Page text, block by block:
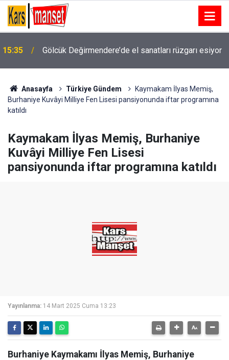
15:35 Gölcük Değirmendere’de el sanatları rüzgarı esiyor
15:34 Çocuklar geleceğe Şehitkamil’de hazırlanıyor
Anasayfa Türkiye Gündem
Kaymakam İlyas Memiş,
Burhaniye Kuvâyi Milliye Fen Lisesi pansiyonunda iftar programına
katıldı
Kaymakam İlyas Memiş, Burhaniye
Kuvâyi Milliye Fen Lisesi
pansiyonunda iftar programına katıldı
Yayınlanma: 14 Mart 2025 Cuma 13:23
Burhaniye Kaymakamı İlyas Memiş, Burhaniye